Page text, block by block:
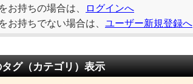
お持ちの場合は、
ログインへ
お持ちでない場合は、 ユーザー新規登録へ
グ（カテゴリ）表示